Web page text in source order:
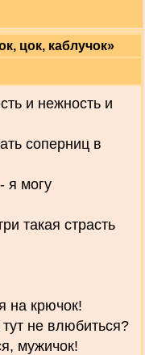
цок, каблучок»
и нежность и
соперниц в
я могу
такая страсть
на крючок!
не влюбиться?
мужичок!